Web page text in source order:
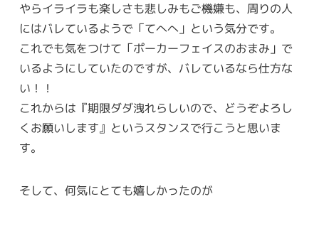
やらイライラも楽しさも悲しみもご機嫌も、周りの人
にはバレているようで「てへへ」という気分です。
これでも気をつけて「ポーカーフェイスのおまみ」で
いるようにしていたのですが、バレているなら仕方な
い！！
これからは『期限ダダ洩れらしいので、どうぞよろし
くお願いします』というスタンスで行こうと思いま
す。
そして、何気にとても嬉しかったのが